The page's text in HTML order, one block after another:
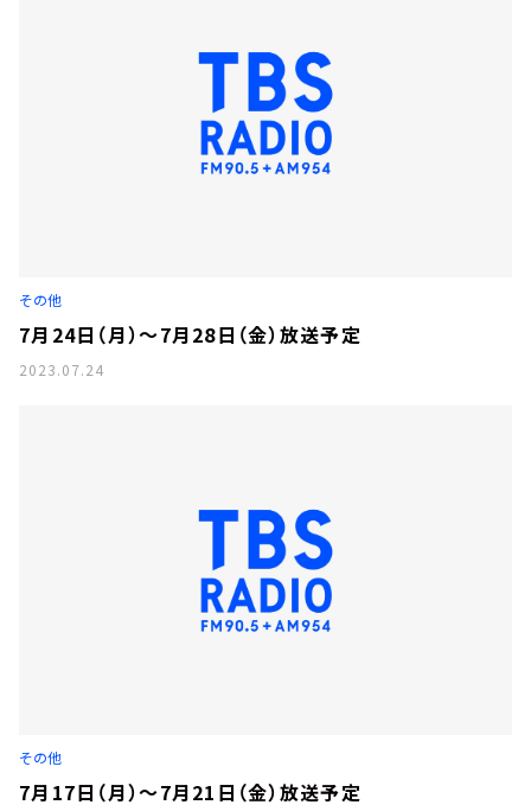
その他
7月24日（月）～7月28日（金）放送予定
2023.07.24
その他
7月17日（月）～7月21日（金）放送予定